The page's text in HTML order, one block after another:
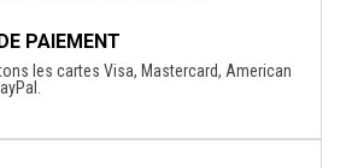
PAIEMENT
les cartes Visa, Mastercard, American